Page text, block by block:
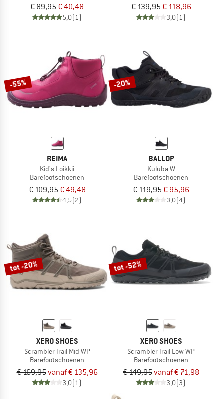
€ 89,95€ 40,48
5,0(1)
€ 139,95€ 118,96
3,0(1)
-55%
REIMA
Kid's Loikkii
Barefootschoenen
€ 109,95€ 49,48
4,5(2)
-20%
BALLOP
Kuluba W
Barefootschoenen
€ 119,95€ 95,96
3,0(4)
tot -20%
XERO SHOES
Scrambler Trail Mid WP
Barefootschoenen
€ 169,95vanaf € 135,96
3,0(1)
tot -52%
XERO SHOES
Scrambler Trail Low WP
Barefootschoenen
€ 149,95vanaf € 71,98
3,0(3)